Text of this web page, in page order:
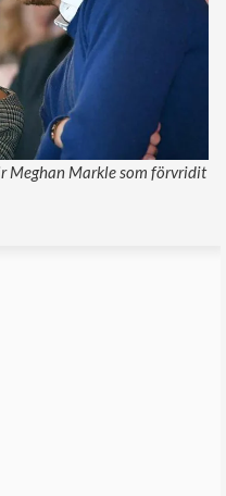
Meghan Markle som förvridit